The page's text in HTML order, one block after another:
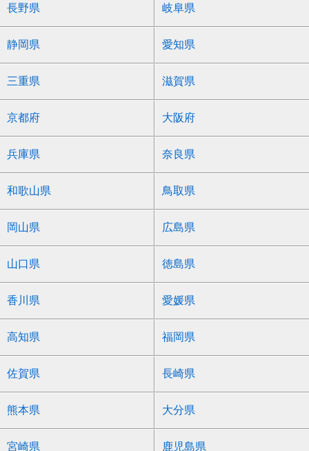
長野県 岐阜県
静岡県 愛知県
三重県 滋賀県
京都府 大阪府
兵庫県 奈良県
和歌山県 鳥取県
岡山県 広島県
山口県 徳島県
香川県 愛媛県
高知県 福岡県
佐賀県 長崎県
熊本県 大分県
宮崎県 鹿児島県